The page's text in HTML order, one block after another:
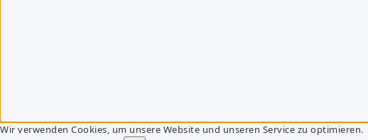
Wir verwenden Cookies, um unsere Website und unseren Service zu optimieren.